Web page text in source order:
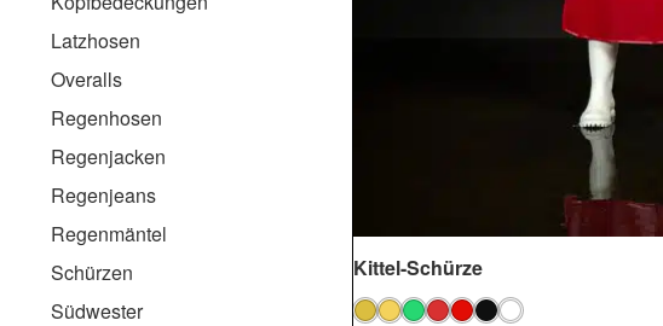
Latzhosen
Overalls
Regenhosen
Regenjacken
Regenjeans
Regenmäntel
Schürzen
Südwester
Kittel-Schürze